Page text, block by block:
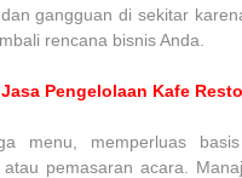
gangguan di sekitar
rencana bisnis Anda.
Pengelolaan Kafe
menu, memperluas
pemasaran acara.